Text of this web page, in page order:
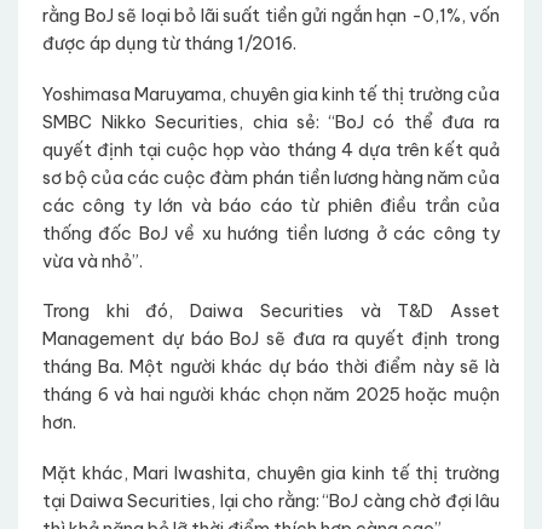
rằng BoJ sẽ loại bỏ lãi suất tiền gửi ngắn hạn -0,1%, vốn
được áp dụng từ tháng 1/2016.
Yoshimasa Maruyama, chuyên gia kinh tế thị trường của
SMBC Nikko Securities, chia sẻ: “BoJ có thể đưa ra
quyết định tại cuộc họp vào tháng 4 dựa trên kết quả
sơ bộ của các cuộc đàm phán tiền lương hàng năm của
các công ty lớn và báo cáo từ phiên điều trần của
thống đốc BoJ về xu hướng tiền lương ở các công ty
vừa và nhỏ”.
Trong khi đó, Daiwa Securities và T&D Asset
Management dự báo BoJ sẽ đưa ra quyết định trong
tháng Ba. Một người khác dự báo thời điểm này sẽ là
tháng 6 và hai người khác chọn năm 2025 hoặc muộn
hơn.
Mặt khác, Mari Iwashita, chuyên gia kinh tế thị trường
tại Daiwa Securities, lại cho rằng: “BoJ càng chờ đợi lâu